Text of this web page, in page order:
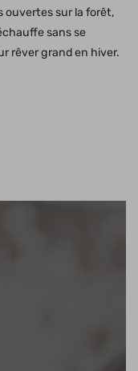
ouvertes sur la forêt,
sans se
rêver grand en hiver.